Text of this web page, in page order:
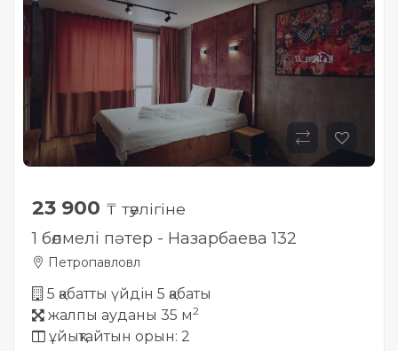
23 900 ₸ тәулігіне
1 бөлмелі пәтер - Назарбаева 132
Петропавловл
5 қабатты үйдін 5 қабаты
жалпы ауданы 35 м2
ұйықтайтын орын: 2